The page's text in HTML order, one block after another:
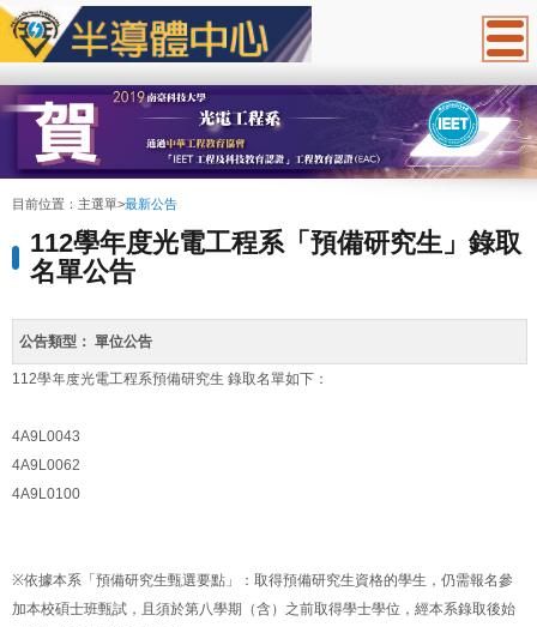
:::
目前位置： 主選單>最新公告
112學年度光電工程系「預備研究生」錄取
名單公告
公告類型： 單位公告
112學年度光電工程系預備研究生 錄取名單如下：
4A9L0043
4A9L0062
4A9L0100
※依據本系「預備研究生甄選要點」：取得預備研究生資格的學生，仍需報名參
加本校碩士班甄試，且須於第八學期（含）之前取得學士學位，經本系錄取後始